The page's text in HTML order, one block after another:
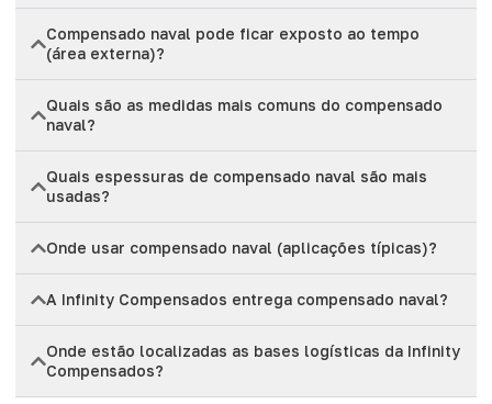
Compensado naval pode ficar exposto ao tempo
(área externa)?
Quais são as medidas mais comuns do compensado
naval?
Quais espessuras de compensado naval são mais
usadas?
Onde usar compensado naval (aplicações típicas)?
A Infinity Compensados entrega compensado naval?
Onde estão localizadas as bases logísticas da Infinity
Compensados?